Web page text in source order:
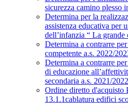
sicurezza camino plesso
Determina per la
assistenza educativa per
dell’infanzia “ La grande
Determina a contrarre
competente a.s. 2022/
Determina a contrarre
di educazione
secondaria a.s. 2021/
Ordine diretto d'acquisto
13.1.1cablatura edifici